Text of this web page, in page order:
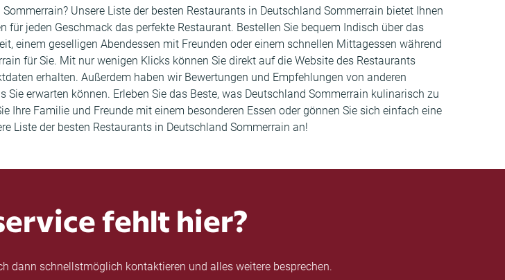
Unsere Liste der besten Restaurants in Deutschland Sommerrain bietet Ihnen
jeden Geschmack das perfekte Restaurant. Bestellen Sie bequem Indisch über das
einem geselligen Abendessen mit Freunden oder einem schnellen Mittagessen während
für Sie. Mit nur wenigen Klicks können Sie direkt auf die Website des Restaurants
erhalten. Außerdem haben wir Bewertungen und Empfehlungen von anderen
erwarten können. Erleben Sie das Beste, was Deutschland Sommerrain kulinarisch zu
Ihre Familie und Freunde mit einem besonderen Essen oder gönnen Sie sich einfach eine
Liste der besten Restaurants in Deutschland Sommerrain an!
fehlt hier?
dann schnellstmöglich kontaktieren und alles weitere besprechen.